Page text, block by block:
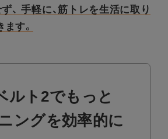
、 手軽に、筋トレを生活に取り
す。
ルト2でもっと
ングを効率的に